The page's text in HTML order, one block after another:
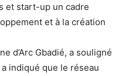
et start-up un cadre
et à la création
d’Arc Gbadié, a souligné
indiqué que le réseau